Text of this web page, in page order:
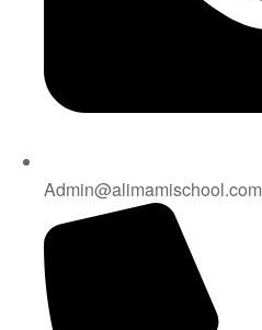
Admin@alimamischool.com